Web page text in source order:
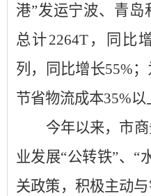
港”发运宁波、青
总计2264T，同比
列，同比增长55%
节省物流成本35%以
今年以来，市
业发展“公转铁”、“
关政策，积极主动